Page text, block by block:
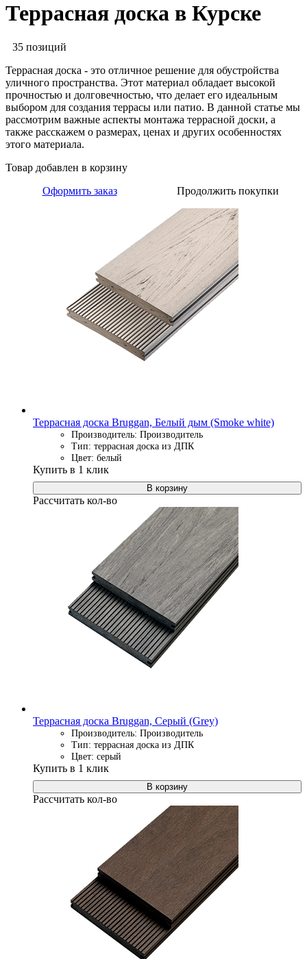
Террасная доска в Курске
35 позиций
Террасная доска - это отличное решение для обустройства
уличного пространства. Этот материал обладает высокой
прочностью и долговечностью, что делает его идеальным
выбором для создания террасы или патио. В данной статье мы
рассмотрим важные аспекты монтажа террасной доски, а
также расскажем о размерах, ценах и других особенностях
этого материала.
Товар добавлен в корзину
Оформить заказ
Продолжить покупки
Террасная доска Bruggan, Белый дым (Smoke white)
Производитель: Производитель
Тип: террасная доска из ДПК
Цвет: белый
Купить в 1 клик
В корзину
Рассчитать кол-во
Террасная доска Bruggan, Серый (Grey)
Производитель: Производитель
Тип: террасная доска из ДПК
Цвет: серый
Купить в 1 клик
В корзину
Рассчитать кол-во